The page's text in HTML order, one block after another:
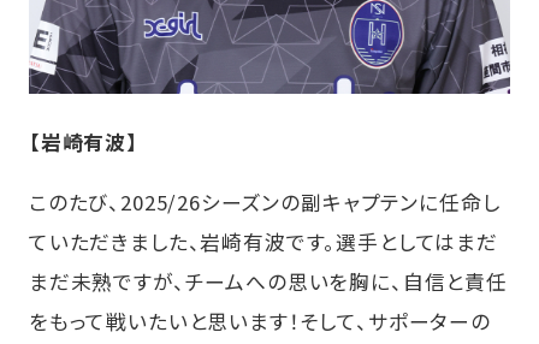
【岩崎有波】
このたび、2025/26シーズンの副キャプテンに任命し
ていただきました、岩崎有波です。選手としてはまだ
まだ未熟ですが、チームへの思いを胸に、自信と責任
をもって戦いたいと思います！そして、サポーターの